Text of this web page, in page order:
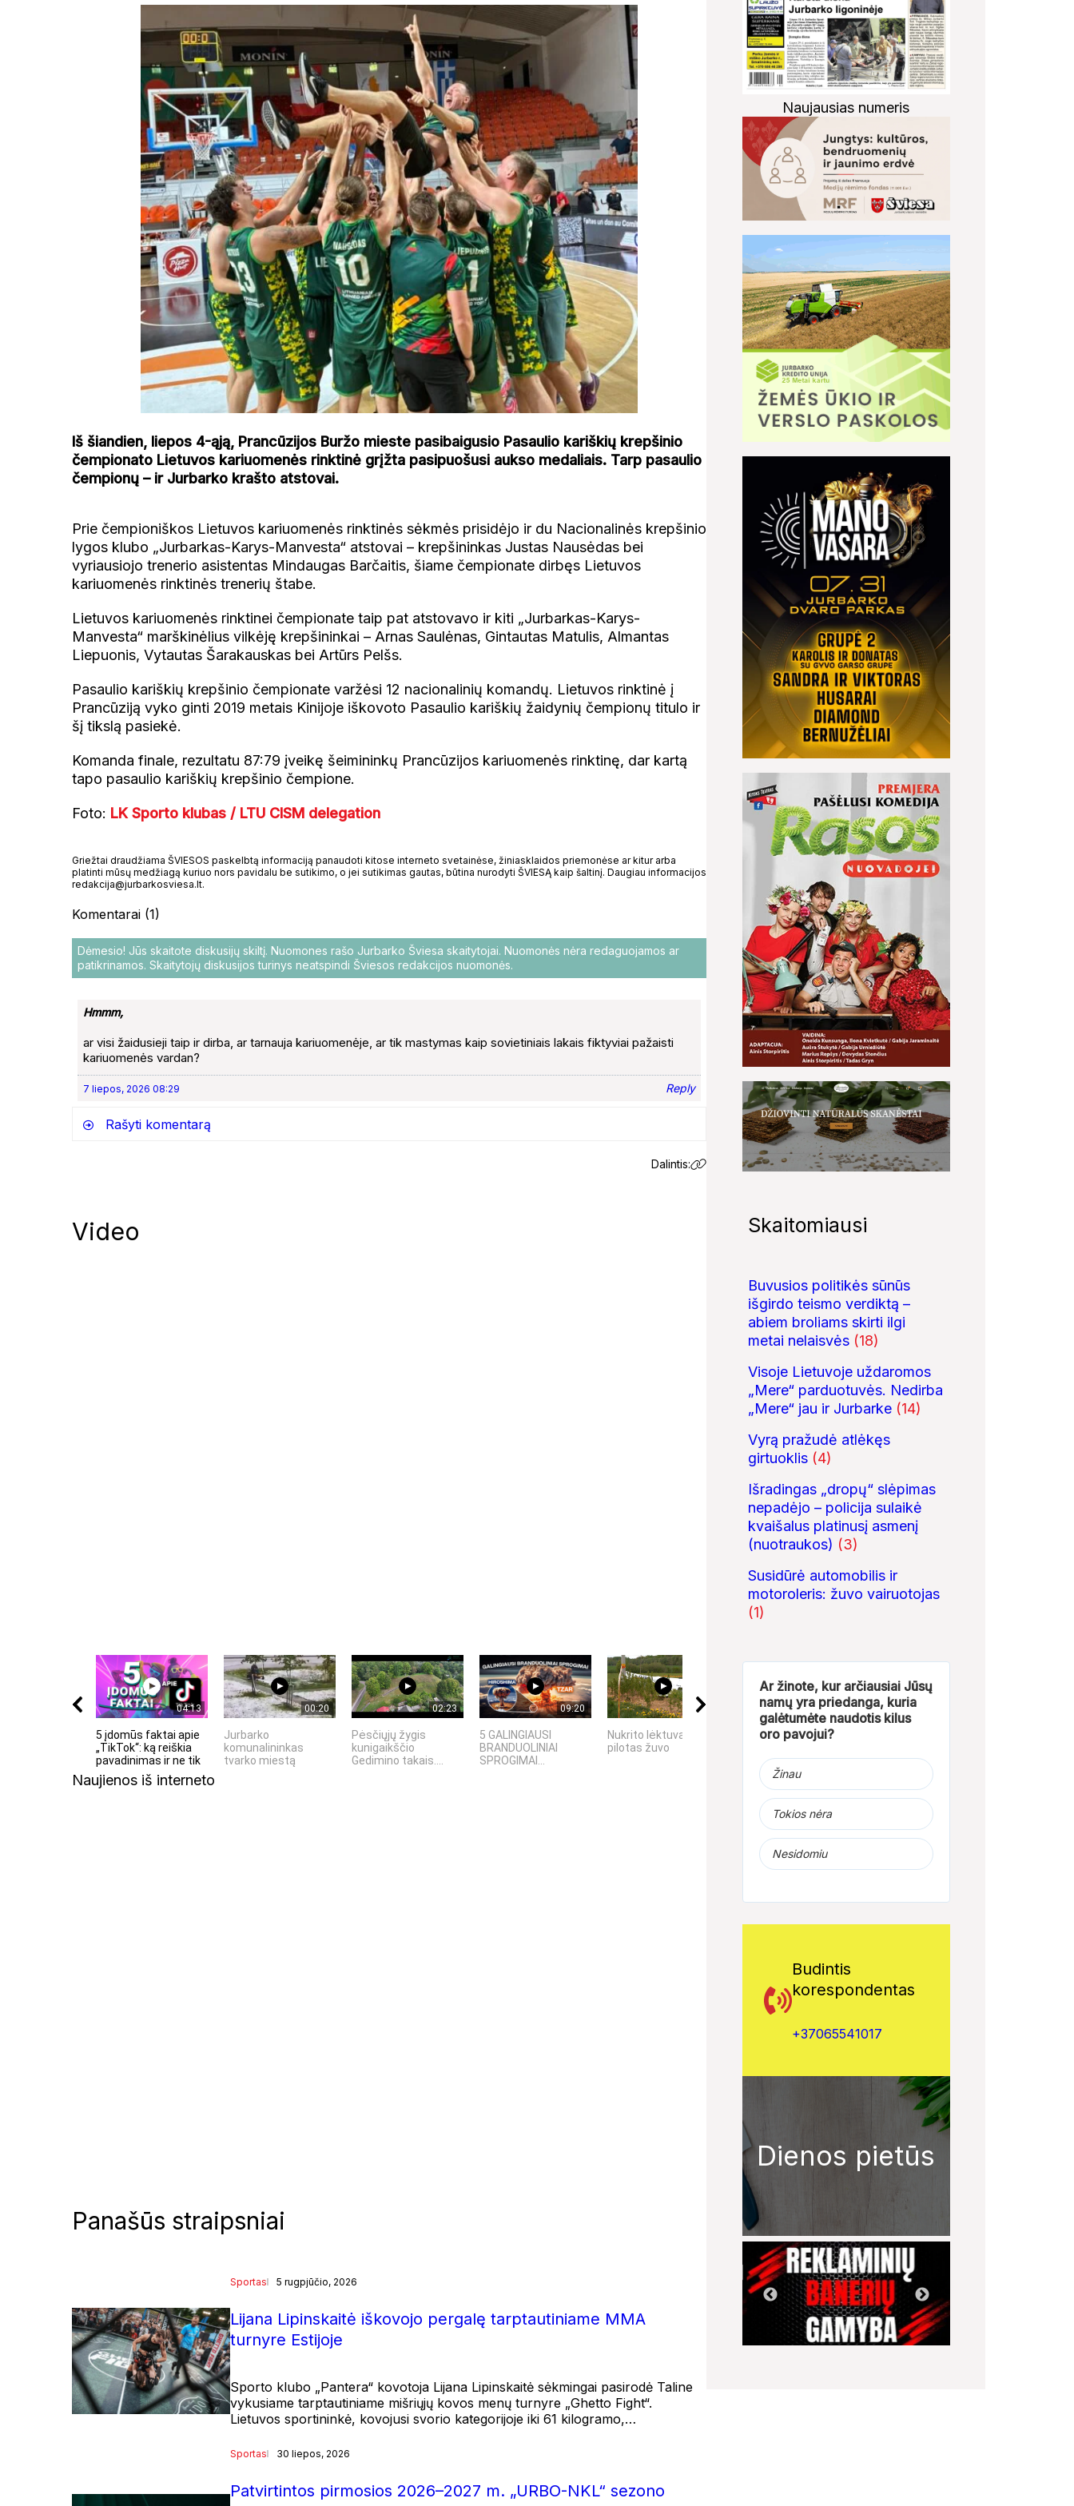
Iš šiandien, liepos 4-ąją, Prancūzijos Buržo mieste pasibaigusio Pasaulio kariškių krepšinio
čempionato Lietuvos kariuomenės rinktinė grįžta pasipuošusi aukso medaliais. Tarp pasaulio
čempionų – ir Jurbarko krašto atstovai.
Prie čempioniškos Lietuvos kariuomenės rinktinės sėkmės prisidėjo ir du Nacionalinės krepšinio
lygos klubo „Jurbarkas-Karys-Manvesta“ atstovai – krepšininkas Justas Nausėdas bei
vyriausiojo trenerio asistentas Mindaugas Barčaitis, šiame čempionate dirbęs Lietuvos
kariuomenės rinktinės trenerių štabe.
Lietuvos kariuomenės rinktinei čempionate taip pat atstovavo ir kiti „Jurbarkas-Karys-
Manvesta“ marškinėlius vilkėję krepšininkai – Arnas Saulėnas, Gintautas Matulis, Almantas
Liepuonis, Vytautas Šarakauskas bei Artūrs Pelšs.
Pasaulio kariškių krepšinio čempionate varžėsi 12 nacionalinių komandų. Lietuvos rinktinė į
Prancūziją vyko ginti 2019 metais Kinijoje iškovoto Pasaulio kariškių žaidynių čempionų titulo ir
šį tikslą pasiekė.
Komanda finale, rezultatu 87:79 įveikę šeimininkų Prancūzijos kariuomenės rinktinę, dar kartą
tapo pasaulio kariškių krepšinio čempione.
Foto: LK Sporto klubas / LTU CISM delegation
Griežtai draudžiama ŠVIESOS paskelbtą informaciją panaudoti kitose interneto svetainėse, žiniasklaidos priemonėse ar kitur arba
platinti mūsų medžiagą kuriuo nors pavidalu be sutikimo, o jei sutikimas gautas, būtina nurodyti ŠVIESĄ kaip šaltinį. Daugiau informacijos
redakcija@jurbarkosviesa.lt.
Komentarai (1)
Dėmesio! Jūs skaitote diskusijų skiltį. Nuomones rašo Jurbarko Šviesa skaitytojai. Nuomonės nėra redaguojamos ar
patikrinamos. Skaitytojų diskusijos turinys neatspindi Šviesos redakcijos nuomonės.
Hmmm,
ar visi žaidusieji taip ir dirba, ar tarnauja kariuomenėje, ar tik mastymas kaip sovietiniais lakais fiktyviai pažaisti
kariuomenės vardan?
7 liepos, 2026 08:29 Reply
Rašyti komentarą
Dalintis:
Video
04:13
5 įdomūs faktai apie
„TikTok“: ką reiškia
pavadinimas ir ne tik
00:20
Jurbarko
komunalininkas
tvarko miestą
02:23
Pėsčiųjų žygis
kunigaikščio
Gedimino takais....
09:20
5 GALINGIAUSI
BRANDUOLINIAI
SPROGIMAI...
00:43
Nukrito lėktuvas,
pilotas žuvo
01:12
Dingusios mergaitės
Naujienos iš interneto
Panašūs straipsniai
Sportas 5 rugpjūčio, 2026
Lijana Lipinskaitė iškovojo pergalę tarptautiniame MMA
turnyre Estijoje
Sporto klubo „Pantera“ kovotoja Lijana Lipinskaitė sėkmingai pasirodė Taline
vykusiame tarptautiniame mišriųjų kovos menų turnyre „Ghetto Fight“.
Lietuvos sportininkė, kovojusi svorio kategorijoje iki 61 kilogramo,…
Sportas 30 liepos, 2026
Patvirtintos pirmosios 2026–2027 m. „URBO-NKL“ sezono
Naujausias numeris
Skaitomiausi
Buvusios politikės sūnūs
išgirdo teismo verdiktą –
abiem broliams skirti ilgi
metai nelaisvės (18)
Visoje Lietuvoje uždaromos
„Mere“ parduotuvės. Nedirba
„Mere“ jau ir Jurbarke (14)
Vyrą pražudė atlėkęs
girtuoklis (4)
Išradingas „dropų“ slėpimas
nepadėjo – policija sulaikė
kvaišalus platinusį asmenį
(nuotraukos) (3)
Susidūrė automobilis ir
motoroleris: žuvo vairuotojas
(1)
Ar žinote, kur arčiausiai Jūsų
namų yra priedanga, kuria
galėtumėte naudotis kilus
oro pavojui?
Žinau
Tokios nėra
Nesidomiu
Budintis
korespondentas
+37065541017
Dienos pietūs